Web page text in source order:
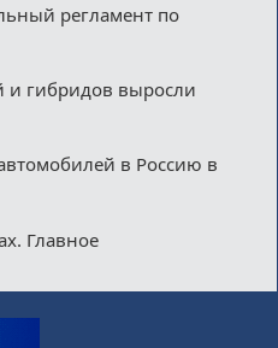
регламент по
и гибридов выросли
в Россию в
Главное